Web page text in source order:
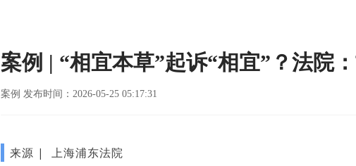
案例 | “相宜本草”起诉“相宜”？法院
案例 发布时间：2026-05-25 05:17:31
来源 | 上海浦东法院